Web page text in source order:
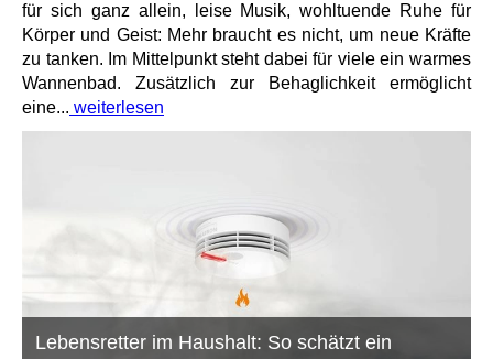
für sich ganz allein, leise Musik, wohltuende Ruhe für
Körper und Geist: Mehr braucht es nicht, um neue Kräfte
zu tanken. Im Mittelpunkt steht dabei für viele ein warmes
Wannenbad. Zusätzlich zur Behaglichkeit ermöglicht
eine... weiterlesen
Lebensretter im Haushalt: So schätzt ein